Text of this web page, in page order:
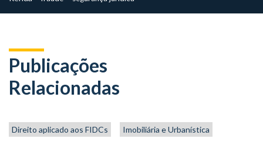
Publicações
Relacionadas
Direito aplicado aos FIDCs Imobiliária e Urbanística